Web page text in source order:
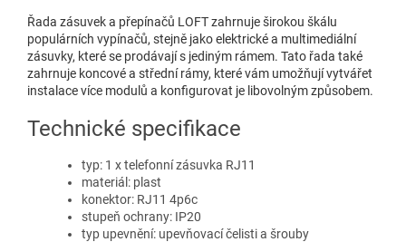
Řada zásuvek a přepínačů LOFT zahrnuje širokou škálu
populárních vypínačů, stejně jako elektrické a multimediální
zásuvky, které se prodávají s jediným rámem. Tato řada také
zahrnuje koncové a střední rámy, které vám umožňují vytvářet
instalace více modulů a konfigurovat je libovolným způsobem.
Technické specifikace
typ: 1 x telefonní zásuvka RJ11
materiál: plast
konektor: RJ11 4p6c
stupeň ochrany: IP20
typ upevnění: upevňovací čelisti a šrouby